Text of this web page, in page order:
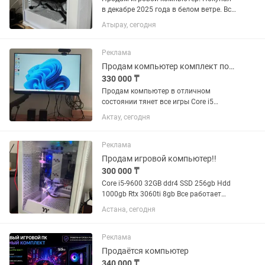
в декабре 2025 года в белом ветре. Все
чеки имеются, и коробки от каждого
компонента. В кс на высоких 200-250
Характеристики: - Видеокарта...
Атырау, сегодня
Реклама
Продам компьютер комплект полный
330 000 ₸
Продам компьютер в отличном
состоянии тянет все игры Core i5
11400f Rtx 3060 12gb Ssd 1 терабайт
Оперативная память 16gb Монитор
r1 Наушники беспроводные хайпер 2...
Актау, сегодня
Реклама
Продам игровой компьютер!!
300 000 ₸
Core i5-9600 32GB ddr4 SSD 256gb Hdd
1000gb Rtx 3060ti 8gb Все работает
идеально, в комплекте коврик, мышь,
клавиатура!!
Астана, сегодня
Реклама
Продаётся компьютер